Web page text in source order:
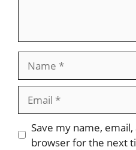
Website
Save my name,
browser for the next